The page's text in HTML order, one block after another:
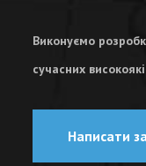
Виконуємо
сучасних
Написати